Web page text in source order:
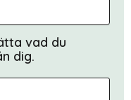
vad du
dig.